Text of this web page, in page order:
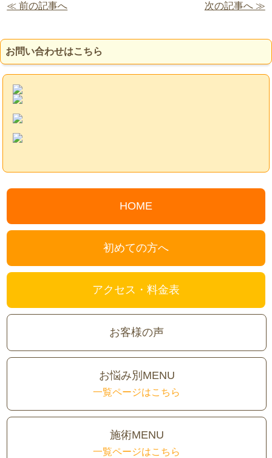
≪ 前の記事へ 次の記事へ ≫
お問い合わせはこちら
HOME
初めての方へ
アクセス・料金表
お客様の声
お悩み別MENU
一覧ページはこちら
施術MENU
一覧ページはこちら